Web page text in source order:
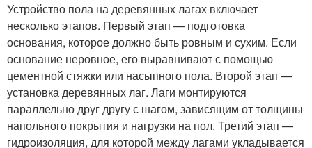
Устройство пола на деревянных лагах включает
несколько этапов. Первый этап — подготовка
основания, которое должно быть ровным и сухим. Если
основание неровное, его выравнивают с помощью
цементной стяжки или насыпного пола. Второй этап —
установка деревянных лаг. Лаги монтируются
параллельно друг другу с шагом, зависящим от толщины
напольного покрытия и нагрузки на пол. Третий этап —
гидроизоляция, для которой между лагами укладывается